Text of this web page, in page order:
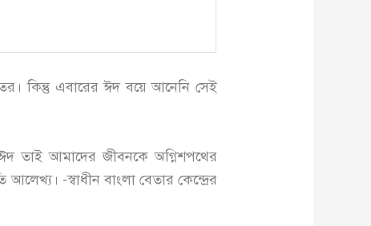
কিন্তু এবারের ঈদ বয়ে আনেনি সেই
ঈদ তাই আমাদের জীবনকে অগ্নিশপথের
-স্বাধীন বাংলা বেতার কেন্দ্রের